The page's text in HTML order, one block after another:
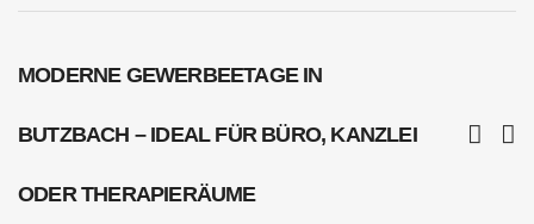
MODERNE GEWERBEETAGE IN
BUTZBACH – IDEAL FÜR BÜRO, KANZLEI
ODER THERAPIERÄUME